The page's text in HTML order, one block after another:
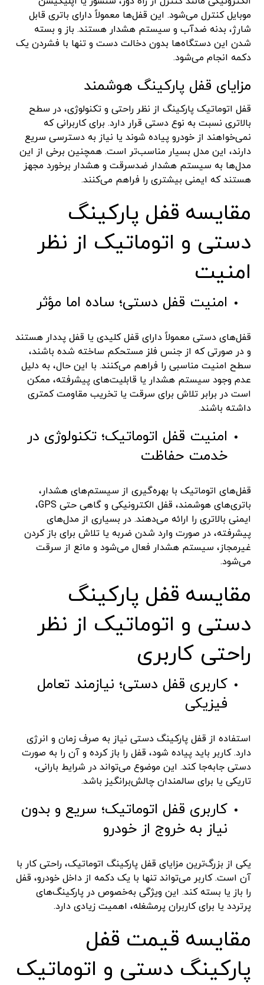
موبایل کنترل می‌شود. این قفل‌ها معمولاً دارای باتری قابل
شارژ، بدنه ضدآب و سیستم هشدار هستند. باز و بسته
شدن این دستگاه‌ها بدون دخالت دست و تنها با فشردن یک
دکمه انجام می‌شود.
مزایای قفل پارکینگ هوشمند
قفل اتوماتیک پارکینگ از نظر راحتی و تکنولوژی، در سطح
بالاتری نسبت به نوع دستی قرار دارد. برای کاربرانی که
نمی‌خواهند از خودرو پیاده شوند یا نیاز به دسترسی سریع
دارند، این مدل بسیار مناسب‌تر است. همچنین برخی از این
مدل‌ها به سیستم هشدار ضدسرقت و هشدار برخورد مجهز
هستند که ایمنی بیشتری را فراهم می‌کنند.
مقایسه قفل پارکینگ
دستی و اتوماتیک از نظر
امنیت
امنیت قفل دستی؛ ساده اما مؤثر
قفل‌های دستی معمولاً دارای قفل کلیدی یا قفل پددار هستند
و در صورتی که از جنس فلز مستحکم ساخته شده باشند،
سطح امنیت مناسبی را فراهم می‌کنند. با این حال، به دلیل
عدم وجود سیستم هشدار یا قابلیت‌های پیشرفته، ممکن
است در برابر تلاش برای سرقت یا تخریب مقاومت کمتری
داشته باشند.
امنیت قفل اتوماتیک؛ تکنولوژی در
خدمت حفاظت
قفل‌های اتوماتیک با بهره‌گیری از سیستم‌های هشدار،
باتری‌های هوشمند، قفل الکترونیکی و گاهی حتی GPS،
ایمنی بالاتری را ارائه می‌دهند. در بسیاری از مدل‌های
پیشرفته، در صورت وارد شدن ضربه یا تلاش برای باز کردن
غیرمجاز، سیستم هشدار فعال می‌شود و مانع از سرقت
می‌شود.
مقایسه قفل پارکینگ
دستی و اتوماتیک از نظر
راحتی کاربری
کاربری قفل دستی؛ نیازمند تعامل
فیزیکی
استفاده از قفل پارکینگ دستی نیاز به صرف زمان و انرژی
دارد. کاربر باید پیاده شود، قفل را باز کرده و آن را به صورت
دستی جابه‌جا کند. این موضوع می‌تواند در شرایط بارانی،
تاریکی یا برای سالمندان چالش‌برانگیز باشد.
کاربری قفل اتوماتیک؛ سریع و بدون
نیاز به خروج از خودرو
یکی از بزرگ‌ترین مزایای قفل پارکینگ اتوماتیک، راحتی کار با
آن است. کاربر می‌تواند تنها با یک دکمه از داخل خودرو، قفل
را باز یا بسته کند. این ویژگی به‌خصوص در پارکینگ‌های
پرتردد یا برای کاربران پرمشغله، اهمیت زیادی دارد.
مقایسه قیمت قفل
پارکینگ دستی و اتوماتیک